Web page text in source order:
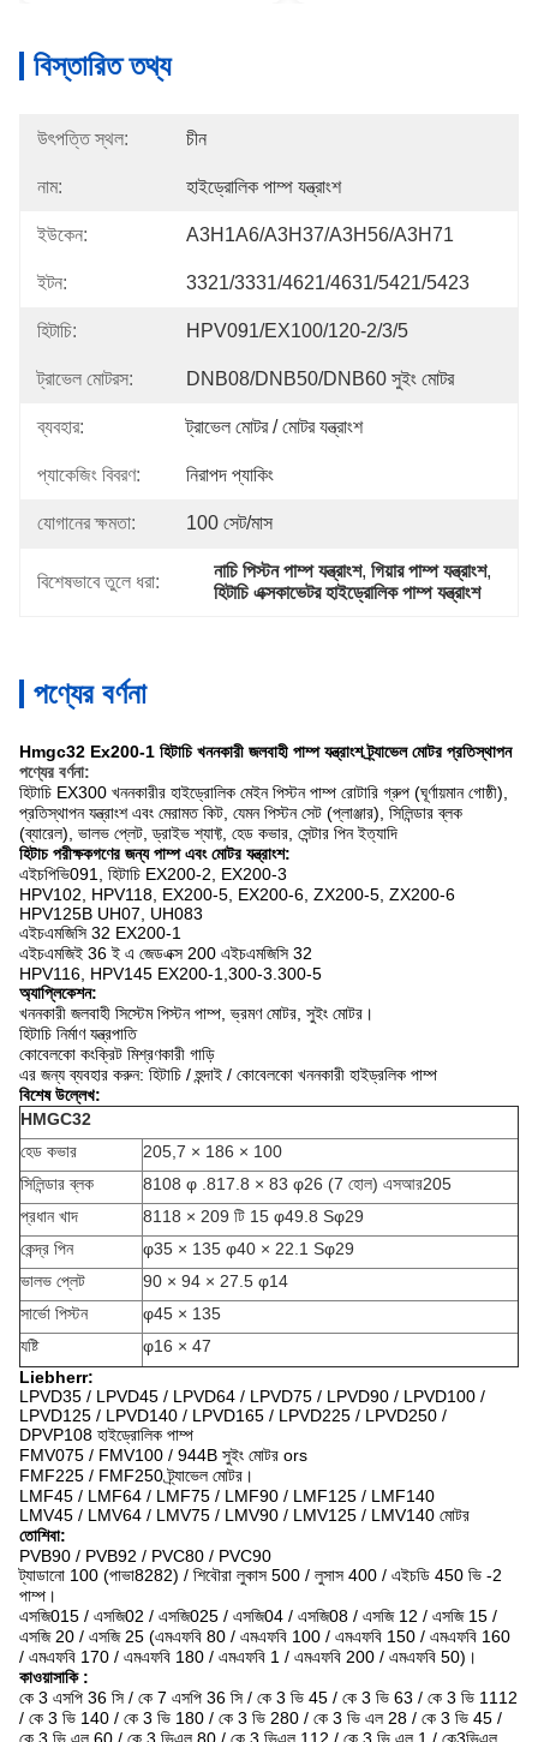
বিস্তারিত তথ্য
উৎপত্তি স্থল: চীন
নাম: হাইড্রোলিক পাম্প যন্ত্রাংশ
ইউকেন: A3H1A6/A3H37/A3H56/A3H71
ইটন: 3321/3331/4621/4631/5421/5423
হিটাচি: HPV091/EX100/120-2/3/5
ট্রাভেল মোটরস: DNB08/DNB50/DNB60 সুইং মোটর
ব্যবহার: ট্রাভেল মোটর / মোটর যন্ত্রাংশ
প্যাকেজিং বিবরণ: নিরাপদ প্যাকিং
যোগানের ক্ষমতা: 100 সেট/মাস
বিশেষভাবে তুলে ধরা:
নাচি পিস্টন পাম্প যন্ত্রাংশ, গিয়ার পাম্প যন্ত্রাংশ,
হিটাচি এক্সকাভেটর হাইড্রোলিক পাম্প যন্ত্রাংশ
পণ্যের বর্ণনা
Hmgc32 Ex200-1 হিটাচি খননকারী জলবাহী পাম্প যন্ত্রাংশ ট্র্যাভেল মোটর প্রতিস্থাপন
পণ্যের বর্ণনা:
হিটাচি EX300 খননকারীর হাইড্রোলিক মেইন পিস্টন পাম্প রোটারি গ্রুপ (ঘূর্ণায়মান গোষ্ঠী),
প্রতিস্থাপন যন্ত্রাংশ এবং মেরামত কিট, যেমন পিস্টন সেট (প্লাঞ্জার), সিলিন্ডার ব্লক
(ব্যারেল), ভালভ প্লেট, ড্রাইভ শ্যাফ্ট, হেড কভার, সেন্টার পিন ইত্যাদি
হিটাচ পরীক্ষকগণের জন্য পাম্প এবং মোটর যন্ত্রাংশ:
এইচপিভি091, হিটাচি EX200-2, EX200-3
HPV102, HPV118, EX200-5, EX200-6, ZX200-5, ZX200-6
HPV125B UH07, UH083
এইচএমজিসি 32 EX200-1
এইচএমজিই 36 ই এ জেডএক্স 200 এইচএমজিসি 32
HPV116, HPV145 EX200-1,300-3.300-5
অ্যাপ্লিকেশন:
খননকারী জলবাহী সিস্টেম পিস্টন পাম্প, ভ্রমণ মোটর, সুইং মোটর।
হিটাচি নির্মাণ যন্ত্রপাতি
কোবেলকো কংক্রিট মিশ্রণকারী গাড়ি
এর জন্য ব্যবহার করুন: হিটাচি / হুন্দাই / কোবেলকো খননকারী হাইড্রলিক পাম্প
বিশেষ উল্লেখ:
HMGC32
হেড কভার
205,7 × 186 × 100
সিলিন্ডার ব্লক
8108 φ .817.8 × 83 φ26 (7 হোল) এসআর205
প্রধান খাদ
8118 × 209 টি 15 φ49.8 Sφ29
কেন্দ্র পিন
φ35 × 135 φ40 × 22.1 Sφ29
ভালভ প্লেট
90 × 94 × 27.5 φ14
সার্ভো পিস্টন
φ45 × 135
যষ্টি
φ16 × 47
Liebherr:
LPVD35 / LPVD45 / LPVD64 / LPVD75 / LPVD90 / LPVD100 /
LPVD125 / LPVD140 / LPVD165 / LPVD225 / LPVD250 /
DPVP108 হাইড্রোলিক পাম্প
FMV075 / FMV100 / 944B সুইং মোটর ors
FMF225 / FMF250 ট্র্যাভেল মোটর।
LMF45 / LMF64 / LMF75 / LMF90 / LMF125 / LMF140
LMV45 / LMV64 / LMV75 / LMV90 / LMV125 / LMV140 মোটর
তোশিবা:
PVB90 / PVB92 / PVC80 / PVC90
ট্যাডানো 100 (পাভা8282) / শিবৌরা লুকাস 500 / লুসাস 400 / এইচডি 450 ভি -2
পাম্প।
এসজি015 / এসজি02 / এসজি025 / এসজি04 / এসজি08 / এসজি 12 / এসজি 15 /
এসজি 20 / এসজি 25 (এমএফবি 80 / এমএফবি 100 / এমএফবি 150 / এমএফবি 160
/ এমএফবি 170 / এমএফবি 180 / এমএফবি 1 / এমএফবি 200 / এমএফবি 50)।
কাওয়াসাকি :
কে 3 এসপি 36 সি / কে 7 এসপি 36 সি / কে 3 ভি 45 / কে 3 ভি 63 / কে 3 ভি 1112
/ কে 3 ভি 140 / কে 3 ভি 180 / কে 3 ভি 280 / কে 3 ভি এল 28 / কে 3 ভি 45 /